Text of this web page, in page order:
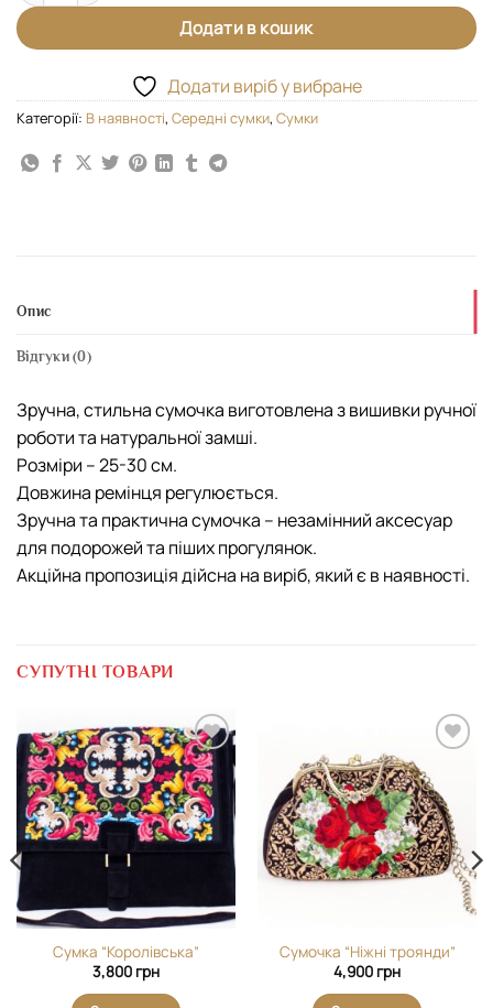
Додати в кошик
Додати виріб у вибране
Категорії: В наявності, Середні сумки, Сумки
Опис
Відгуки (0)
Зручна, стильна сумочка виготовлена з вишивки ручної
роботи та натуральної замші.
Розміри – 25-30 см.
Довжина ремінця регулюється.
Зручна та практична сумочка – незамінний аксесуар
для подорожей та піших прогулянок.
Акційна пропозиція дійсна на виріб, який є в наявності.
СУПУТНІ ТОВАРИ
Додати
виріб у
вибране
Сумка “Королівська”
3,800 грн
Додати
виріб у
вибране
Сумочка “Ніжні троянди”
4,900 грн